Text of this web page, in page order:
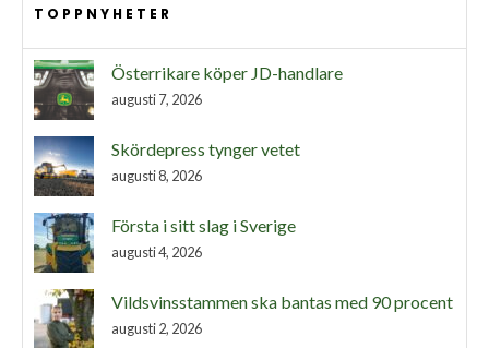
TOPPNYHETER
Österrikare köper JD-handlare
augusti 7, 2026
Skördepress tynger vetet
augusti 8, 2026
Första i sitt slag i Sverige
augusti 4, 2026
Vildsvinsstammen ska bantas med 90 procent
augusti 2, 2026